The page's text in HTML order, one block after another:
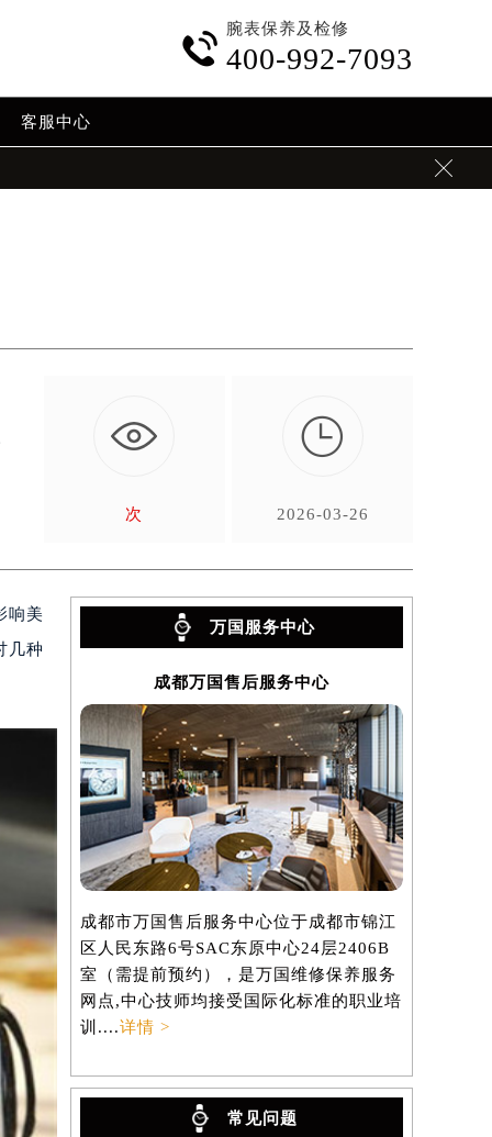

腕表保养及检修
400-992-7093
客服中心

次

2026-03-26
响美
几种
万国服务中心
成都万国售后服务中心
成都市万国售后服务中心位于成都市锦江
区人民东路6号SAC东原中心24层2406B
室（需提前预约），是万国维修保养服务
网点,中心技师均接受国际化标准的职业培
训....详情 >
常见问题